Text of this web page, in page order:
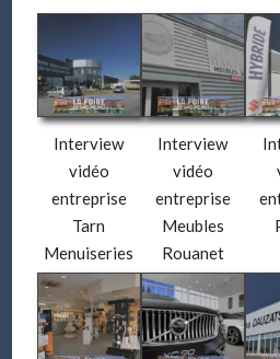
Interview
vidéo
entreprise
Tarn
Menuiseries
Interview
vidéo
entreprise
Meubles
Rouanet